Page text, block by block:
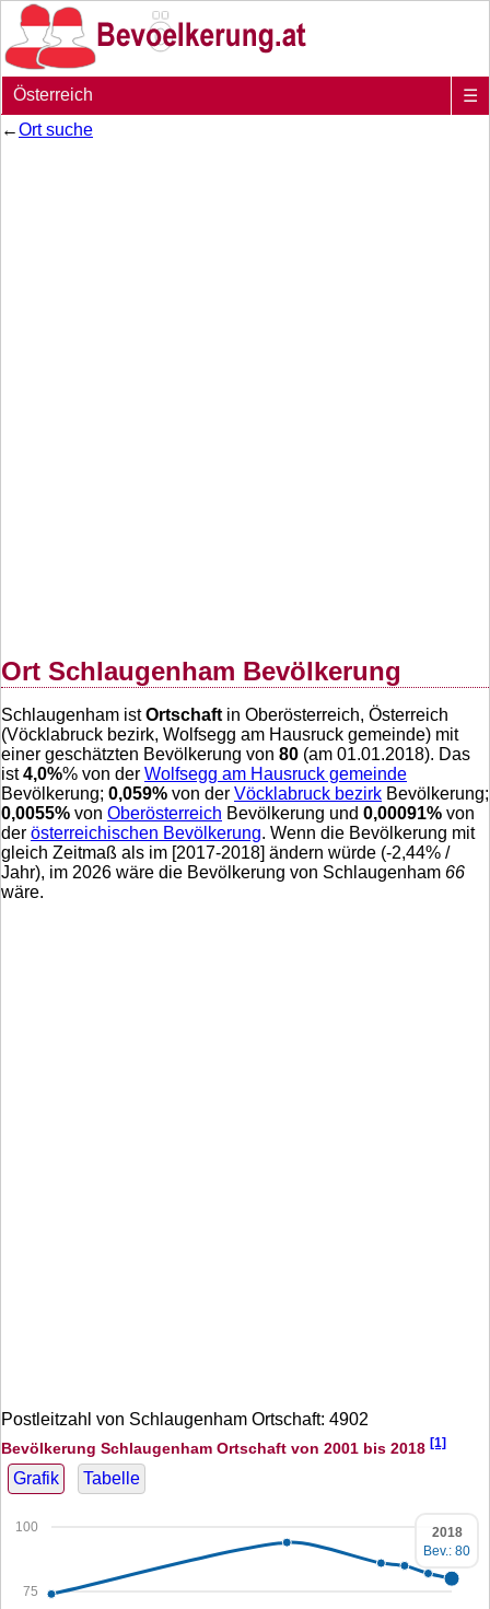
Österreich
☰
←Ort suche
Ort Schlaugenham Bevölkerung
Schlaugenham istOrtschaft in Oberösterreich, Österreich
(Vöcklabruck bezirk, Wolfsegg am Hausruck gemeinde) mit
einer geschätzten Bevölkerung von 80 (am 01.01.2018). Das
ist4,0%% von der Wolfsegg am Hausruck gemeinde
Bevölkerung; 0,059% von der Vöcklabruck bezirk Bevölkerung;
0,0055% von Oberösterreich Bevölkerung und 0,00091% von
der österreichischen Bevölkerung. Wenn die Bevölkerung mit
gleich Zeitmaß als im [2017-2018] ändern würde (-2,44% /
Jahr), im 2026 wäre die Bevölkerung von Schlaugenham 66
wäre.
Postleitzahl von Schlaugenham Ortschaft: 4902
Bevölkerung Schlaugenham Ortschaft von 2001 bis 2018 [1]
Grafik Tabelle
75
100
2018
Bev.: 80